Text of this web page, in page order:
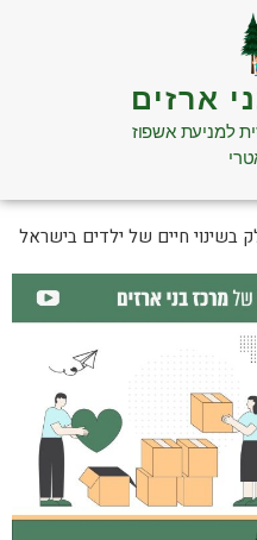
ארזים
למניעת אשפוז
בשינוי חיים של ילדים בישראל